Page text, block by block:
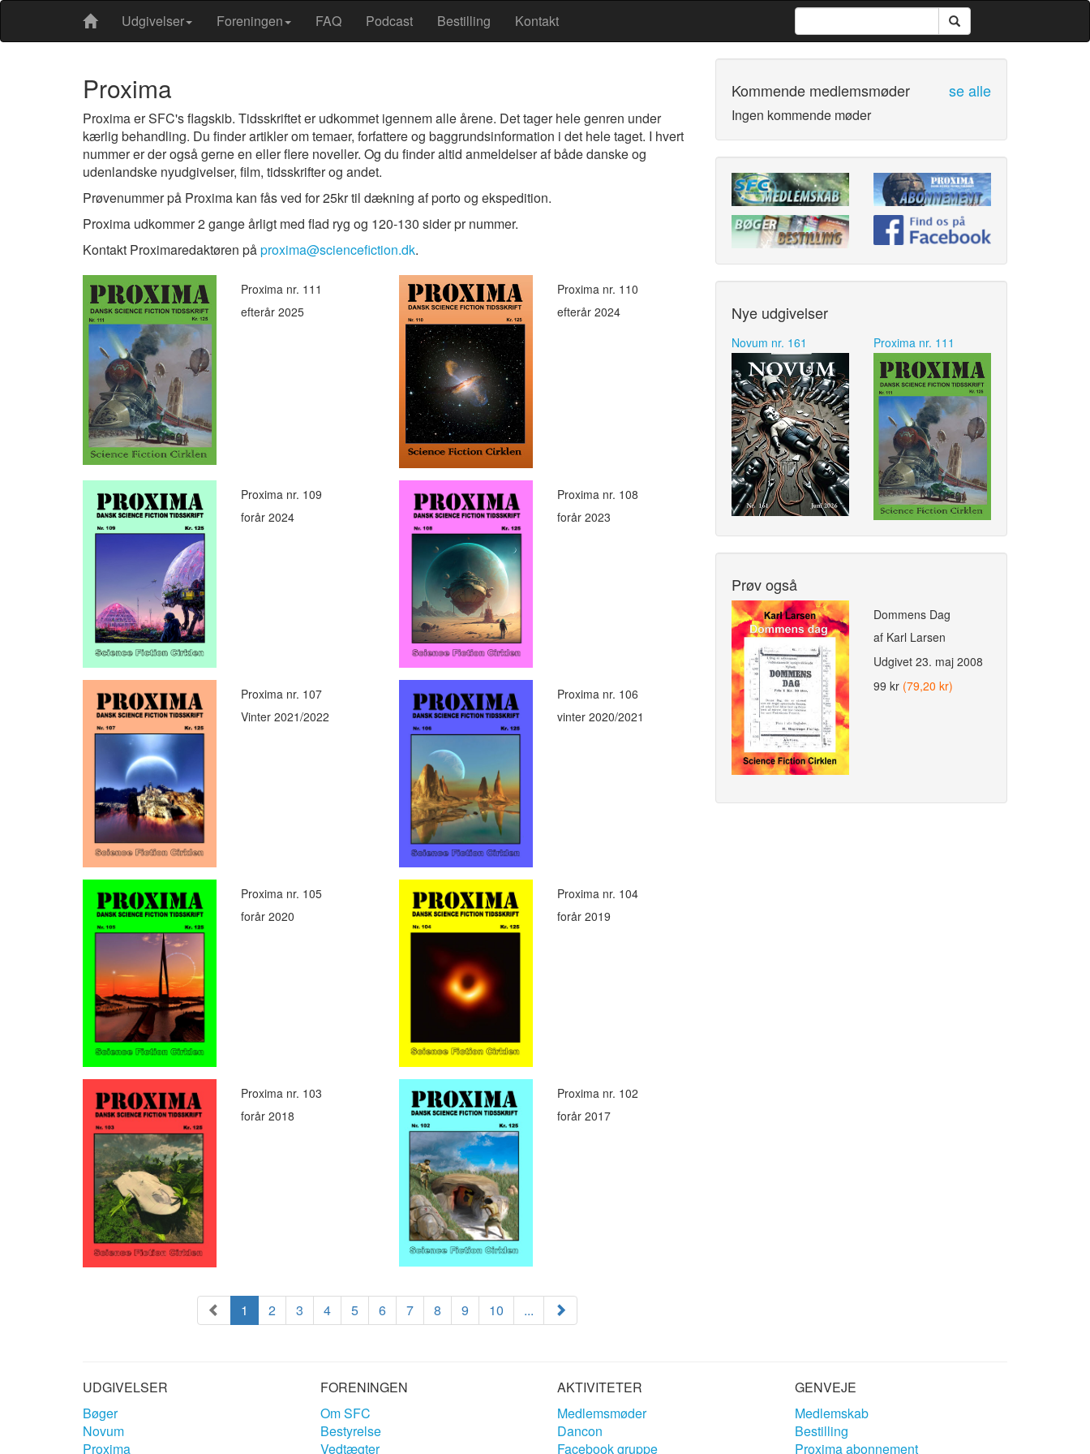
Udgivelser Foreningen FAQ Podcast Bestilling Kontakt
Proxima
Proxima er SFC's flagskib. Tidsskriftet er udkommet igennem alle årene. Det tager hele genren under
kærlig behandling. Du finder artikler om temaer, forfattere og baggrundsinformation i det hele taget. I hvert
nummer er der også gerne en eller flere noveller. Og du finder altid anmeldelser af både danske og
udenlandske nyudgivelser, film, tidsskrifter og andet.
Prøvenummer på Proxima kan fås ved for 25kr til dækning af porto og ekspedition.
Proxima udkommer 2 gange årligt med flad ryg og 120-130 sider pr nummer.
Kontakt Proximaredaktøren påproxima@sciencefiction.dk.
Proxima nr. 111
efterår 2025
Proxima nr. 110
efterår 2024
Proxima nr. 109
forår 2024
Proxima nr. 108
forår 2023
Proxima nr. 107
Vinter 2021/2022
Proxima nr. 106
vinter 2020/2021
Proxima nr. 105
forår 2020
Proxima nr. 104
forår 2019
Proxima nr. 103
forår 2018
Proxima nr. 102
forår 2017
1 2 3 4 5 6 7 8 9 10 ...
Kommende medlemsmøder se alle
Ingen kommende møder
Nye udgivelser
Novum nr. 161 Proxima nr. 111
Prøv også
Dommens Dag
af Karl Larsen
Udgivet 23. maj 2008
99 kr (79,20 kr)
UDGIVELSER
Bøger
Novum
Proxima
FORENINGEN
Om SFC
Bestyrelse
Vedtægter
AKTIVITETER
Medlemsmøder
Dancon
Facebook gruppe
GENVEJE
Medlemskab
Bestilling
Proxima abonnement